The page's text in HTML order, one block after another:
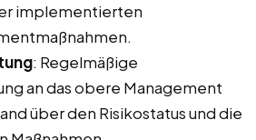
implementierten
: Regelmäßige
an das obere Management
über den Risikostatus und die